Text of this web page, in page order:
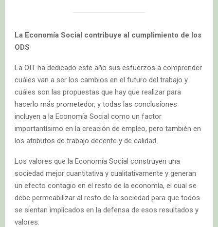
La Economía Social contribuye al cumplimiento de los
ODS
La OIT ha dedicado este año sus esfuerzos a comprender
cuáles van a ser los cambios en el futuro del trabajo y
cuáles son las propuestas que hay que realizar para
hacerlo más prometedor, y todas las conclusiones
incluyen a la Economía Social como un factor
importantísimo en la creación de empleo, pero también en
los atributos de trabajo decente y de calidad.
Los valores que la Economía Social construyen una
sociedad mejor cuantitativa y cualitativamente y generan
un efecto contagio en el resto de la economía, el cual se
debe permeabilizar al resto de la sociedad para que todos
se sientan implicados en la defensa de esos resultados y
valores.